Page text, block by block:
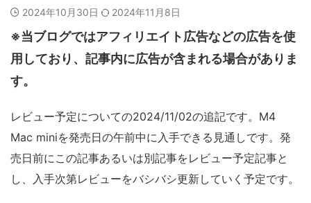
2024年10月30日 2024年11月8日
※当ブログではアフィリエイト広告などの広告を使
用しており、記事内に広告が含まれる場合がありま
す。
レビュー予定についての2024/11/02の追記です。M4
Mac miniを発売日の午前中に入手できる見通しです。発
売日前にこの記事あるいは別記事をレビュー予定記事と
し、入手次第レビューをバシバシ更新していく予定です。